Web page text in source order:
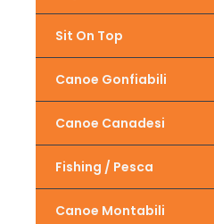
Sit On Top
Canoe Gonfiabili
Canoe Canadesi
Fishing / Pesca
Canoe Montabili